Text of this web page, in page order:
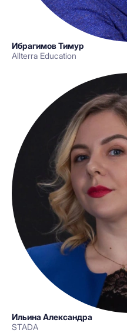
Ибрагимов Тимур
Allterra Education
Ильина Александра
STADA